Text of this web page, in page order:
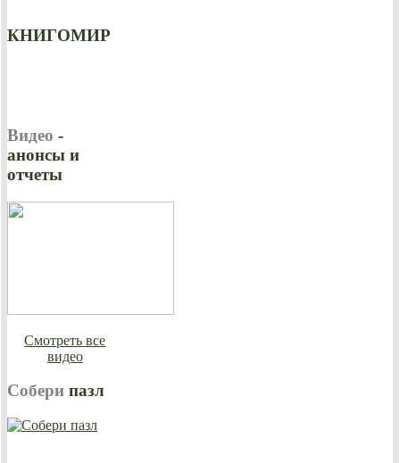
КНИГОМИР
Видео -
анонсы и
отчеты
Смотреть все
видео
Собери пазл